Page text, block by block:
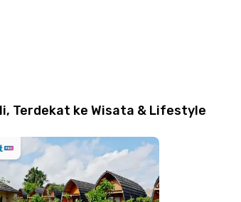
Terdekat ke Wisata & Lifestyle